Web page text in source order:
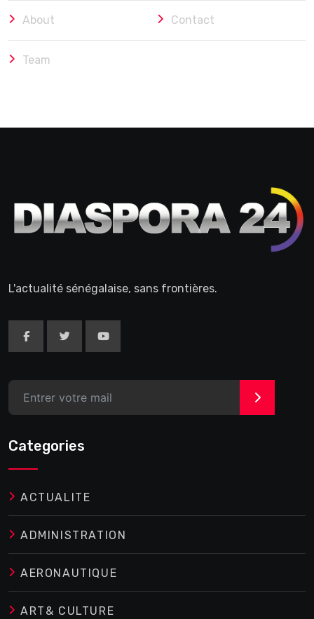
About Contact
Team
L'actualité sénégalaise, sans frontières.
>
Categories
ACTUALITE
ADMINISTRATION
AERONAUTIQUE
ART& CULTURE